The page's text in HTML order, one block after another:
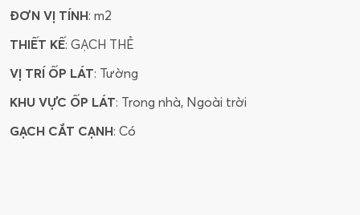
ĐƠN VỊ TÍNH: m2
THIẾT KẾ: GẠCH THẺ
VỊ TRÍ ỐP LÁT: Tường
KHU VỰC ỐP LÁT: Trong nhà, Ngoài trời
GẠCH CẮT CẠNH: Có